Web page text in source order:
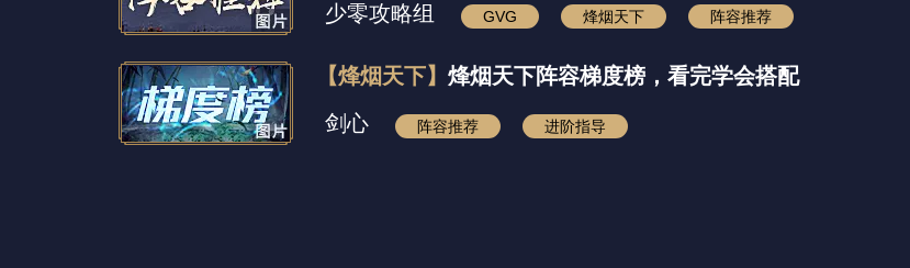
少零攻略组
GVG 烽烟天下 阵容推荐
【烽烟天下】 烽烟天下阵容梯度榜，看完学会搭配
剑心
阵容推荐 进阶指导